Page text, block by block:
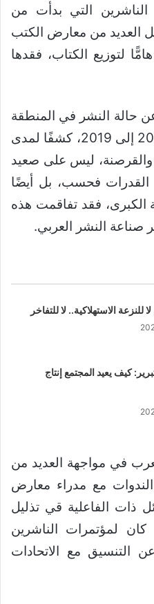
الناشرين التي بدأت من
العديد من معارض الكتب
لتوزيع الكتاب، فقدها
حالة النشر في المنطقة
العربية عن السنوات من 2015 إلى 2019، كشفًا لمدى
والقرصنة، ليس على صعيد
القدرات فحسب، بل أيضًا
الكبرى، فقد تفاقمت هذه
صناعة النشر العربي.
للنزعة الاستهلاكية.. لا للتفاخر
كيف يعيد المجتمع إنتاج
في مواجهة العديد من
مع مدراء معارض
ذات الفاعلية قي تذليل
كان لمؤتمرات الناشرين
التنسيق مع الاتحادات